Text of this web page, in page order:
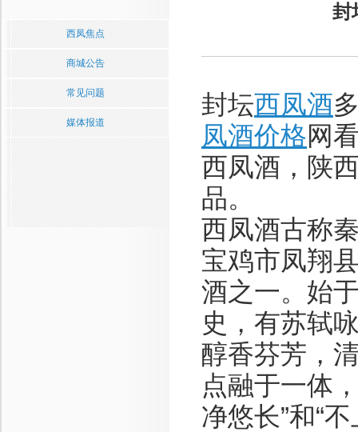
西凤焦点
商城公告
常见问题
媒体报道
封
封坛西凤酒
凤酒价格网
西凤酒，陕
品。
西凤酒古称
宝鸡市凤翔
酒之一。始
史，有苏轼
醇香芬芳，
点融于一体
净悠长”和“